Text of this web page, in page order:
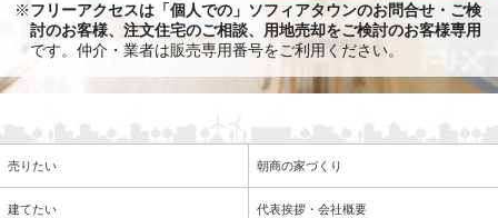
※フリーアクセスは「個人での」ソフィアタウンのお問合せ・ご検
討のお客様、注文住宅のご相談、用地売却をご検討のお客様専用
です。仲介・業者は販売専用番号をご利用ください。
売りたい 朝商の家づくり
建てたい 代表挨拶・会社概要